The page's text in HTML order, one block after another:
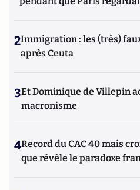
2Immigration : les (très)
après Ceuta
3Et Dominique de Villepin
macronisme
4Record du CAC 40 mais
que révèle le paradoxe